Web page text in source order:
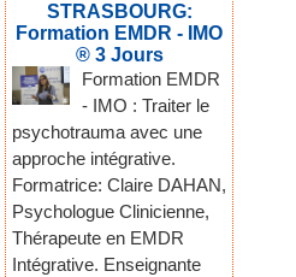
STRASBOURG:
Formation EMDR - IMO
® 3 Jours
Formation EMDR
- IMO : Traiter le
psychotrauma avec une
approche intégrative.
Formatrice: Claire DAHAN,
Psychologue Clinicienne,
Thérapeute en EMDR
Intégrative. Enseignante